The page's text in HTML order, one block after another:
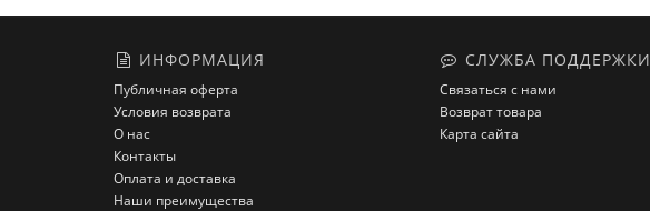
ИНФОРМАЦИЯ
Публичная оферта
Условия возврата
О нас
Контакты
Оплата и доставка
Наши преимущества
СЛУЖБА ПОДДЕРЖКИ
Связаться с нами
Возврат товара
Карта сайта